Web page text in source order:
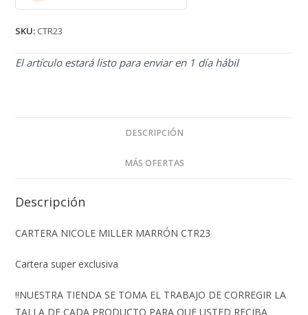
SKU: CTR23
El artículo estará listo para enviar en 1 día hábil
DESCRIPCIÓN
MÁS OFERTAS
Descripción
CARTERA NICOLE MILLER MARRÓN CTR23
Cartera super exclusiva
‼️NUESTRA TIENDA SE TOMA EL TRABAJO DE CORREGIR LA
TALLA DE CADA PRODUCTO PARA QUE USTED RECIBA